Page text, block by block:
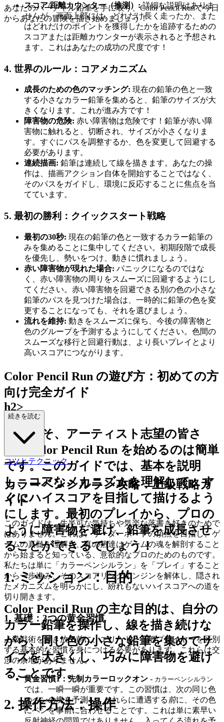
あなたのバーチャル鉛筆を手に取り、Color Pencil Runで今日
からあなたの冒険を描き始めましょう！
スコア/距離カウンター（推測）:詳細な説明はありま
せんが、画面上部には、どれだけ長く走ったか、また
はどれだけのポイントを獲得したかを追跡するための
スコアまたは距離カウンターが表示されると予想され
ます。これはあなたの成功の尺度です！
4. 世界のルール：コアメカニズム
成長のための色のマッチング: 現在の鉛筆の色と一致
する小さなカラー鉛筆を集めると、鉛筆のサイズが大
きくなります。これが進み方です！
障害物の危険: 赤い障害物は危険です！鉛筆が赤い障
害物に触れると、切断され、サイズが小さくなりま
す。すぐにパスを調整するか、色を変更して回避する
必要があります。
連続描画: 鉛筆は連続して線を描きます。あなたの操
作は、描画アクション自体を開始することではなく、
そのパスをガイドし、環境に反応することに焦点を当
てています。
5. 最初の勝利：クイックスタート戦略
最初の30秒: 現在の鉛筆の色と一致するカラー鉛筆の
みを集めることに集中してください。初期段階で成長
を優先し、勢いをつけ、動きに慣れましょう。
赤い障害物が現れた場合: パニックになるのではな
く、赤い障害物の周りをスムーズに回避するようにし
てください。赤い障害物を回避できる別の色の小さな
鉛筆のパスを見つけた場合は、一時的に鉛筆の色を変
更することになっても、それを選びましょう。
流れを維持: 動きをスムーズに保ち、今後の障害物と
色のグループを予測するようにしてください。色間の
スムーズな移行と回避行動は、より長いプレイとより
高いスコアにつながります。
Color Pencil Run の遊び方：初めての方
向け完全ガイド
h2>
ようこそ、アーティスト志望の皆さ
ん！Color Pencil Run を始めるのは簡単
です。このガイドでは、基本を説明
し、コアなメカニズムを理解して、す
ぐにハイスコアを目指して描けるよう
にします。最初のプレイから、プロの
ように障害物を避け、鉛筆を成長させ
ることができるでしょう！
1. ミッション：目的
Color Pencil Run の主な目的は、自分の
カラー鉛筆を操作し、線を描き続けな
がら、同じ色の小さな鉛筆を集めてサ
イズを大きくし、巧みに障害物を避け
ることです。
2. 操作方法：操作
続きを読む
コツとテクニック
カラーペンシルラン攻略：上級戦略ガ
イド
このガイドは、生半可な気持ちや気楽な落書き好きのためで
はありません。これは、リーダーボードの頂点を目指し、ゲ
ームの真髄を理解し、真の熟達はゲームの魂を解剖すること
から始まると知っている、意欲的なプロのためのものです。
私たちは単に「カラーペンシルラン」を「プレイ」すること
から一歩進み、そのスコアリングエンジンを解体し、隠され
たメカニズムを明らかにし、紛れもないハイスコアへの道を
切り開きます。
1. 基礎：3つの黄金習慣
上級戦術を解き放つ前に、エリートと一般プレイヤーを区別
する基本的な習慣を身につける必要があります。これらは交
渉の余地がありません。
黄金習慣1：先制カラーロックオン - カラーペンシルラン
では、一瞬一瞬が重要です。この習慣は、次の同じ色
のペンの塊を予測し、それらに遭遇する 前に、その色
にペンを事前に合わせることです。これは単に素早い